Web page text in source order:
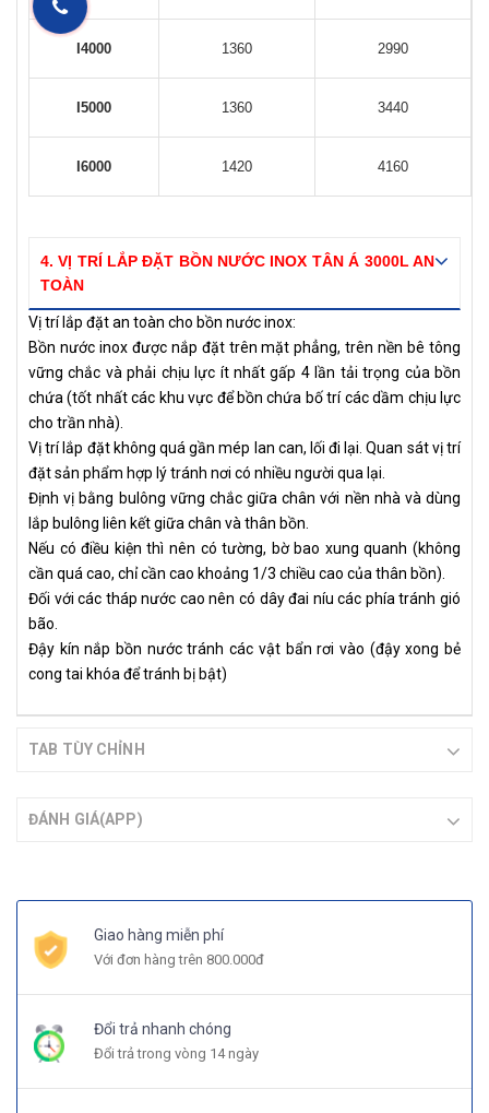
I4000 1360 2990
I5000 1360 3440
I6000 1420 4160
4. VỊ TRÍ LẮP ĐẶT BỒN NƯỚC INOX TÂN Á 3000L AN
TOÀN
Vị trí lắp đặt an toàn cho bồn nước inox:
Bồn nước inox được nắp đặt trên mặt phẳng, trên nền bê tông
vững chắc và phải chịu lực ít nhất gấp 4 lần tải trọng của bồn
chứa (tốt nhất các khu vực để bồn chứa bố trí các dầm chịu lực
cho trần nhà).
Vị trí lắp đặt không quá gần mép lan can, lối đi lại. Quan sát vị trí
đặt sản phẩm hợp lý tránh nơi có nhiều người qua lại.
Định vị bằng bulông vững chắc giữa chân với nền nhà và dùng
lắp bulông liên kết giữa chân và thân bồn.
Nếu có điều kiện thì nên có tường, bờ bao xung quanh (không
cần quá cao, chỉ cần cao khoảng 1/3 chiều cao của thân bồn).
Đối với các tháp nước cao nên có dây đai níu các phía tránh gió
bão.
Đậy kín nắp bồn nước tránh các vật bẩn rơi vào (đậy xong bẻ
cong tai khóa để tránh bị bật)
TAB TÙY CHỈNH
ĐÁNH GIÁ(APP)
Giao hàng miễn phí
Với đơn hàng trên 800.000đ
Đổi trả nhanh chóng
Đổi trả trong vòng 14 ngày